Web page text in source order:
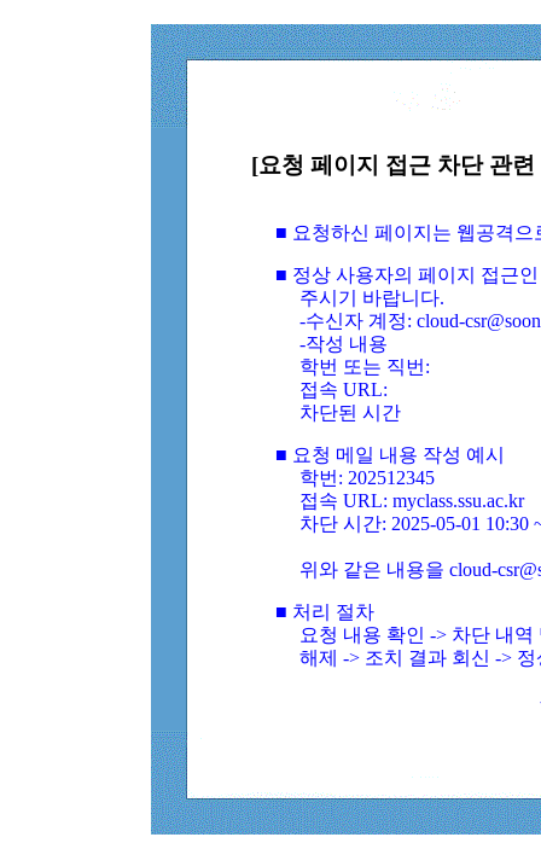
[요청 페이지 접근 차단 관
■ 요청하신 페이지는 웹공격
■ 정상 사용자의 페이지 접근
주시기 바랍니다.
-수신자 계정: cloud-
-작성 내용
학번 또는 직번:
접속 URL:
차단된 시간
■ 요청 메일 내용 작성 예시
학번: 202512345
접속 URL: myclass.ssu.ac.kr
차단 시간: 2025-05-01 10:30
위와 같은 내용을 cloud-
■ 처리 절차
요청 내용 확인 -> 차단 내
해제 -> 조치 결과 회신 ->